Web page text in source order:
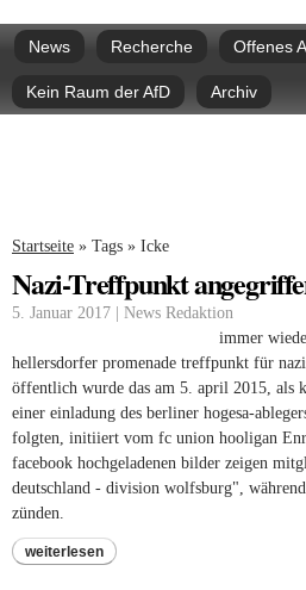
zum
Hauptmenü
News Recherche Offenes
Kein Raum der AfD Archiv
Sie sind hier
Startseite » Tags » Icke
Nazi-Treffpunkt
5. Januar 2017 | News Redaktion
immer
hellersdorfer promenade treffpunkt für
öffentlich wurde das am 5. april 2015, als
einer einladung des berliner hogesa-
folgten, initiiert vom fc union hooligan
facebook hochgeladenen bilder zeigen
deutschland - division wolfsburg",
zünden.
weiterlesen